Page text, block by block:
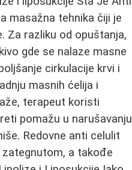
masažna tehnika čiji je
Za razliku od opuštanja,
gde se nalaze masne
cirkulacije krvi i
masnih ćelija i
terapeut koristi
pomažu u narušavanju
Redovne anti celulit
a takođe